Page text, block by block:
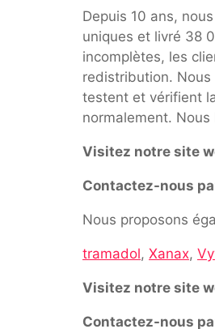
Depuis 10 ans,
uniques et livré 38
incomplètes, les
redistribution. Nous
testent et vérifient
normalement.
Visitez notre site
Contactez-nous
Nous proposons
tramadol, Xanax,
Visitez notre site
Contactez-nous